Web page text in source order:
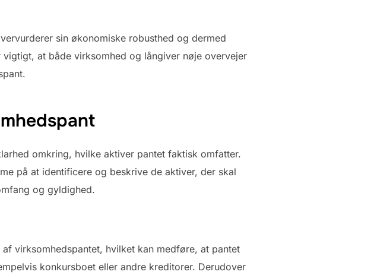
sin økonomiske robusthed og dermed
at både virksomhed og långiver nøje overvejer
omkring, hvilke aktiver pantet faktisk omfatter.
på at identificere og beskrive de aktiver, der skal
og gyldighed.
virksomhedspantet, hvilket kan medføre, at pantet
konkursboet eller andre kreditorer. Derudover